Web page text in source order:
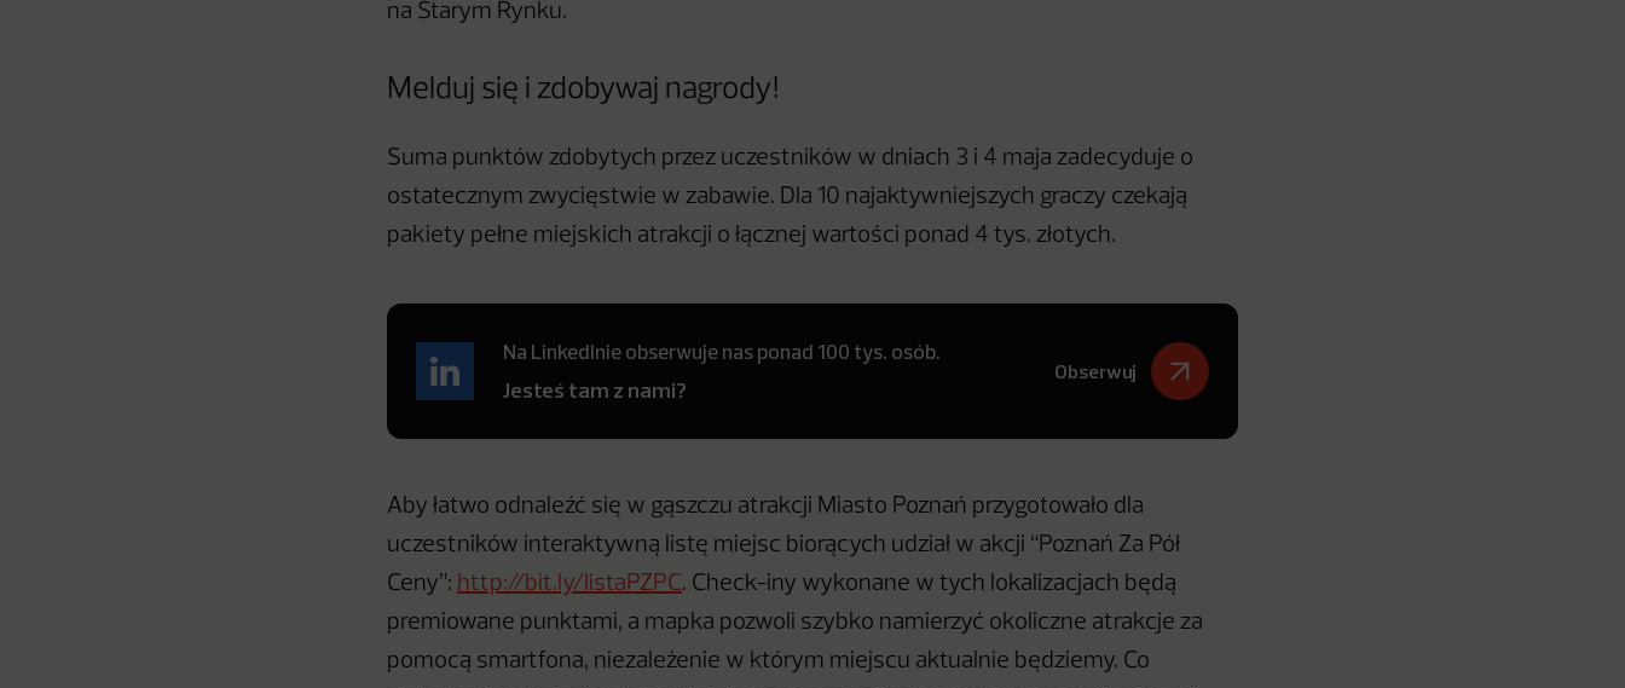
na Starym Rynku.
Melduj się i zdobywaj nagrody!
Suma punktów zdobytych przez uczestników w dniach 3 i 4 maja zadecyduje o
ostatecznym zwycięstwie w zabawie. Dla 10 najaktywniejszych graczy czekają
pakiety pełne miejskich atrakcji o łącznej wartości ponad 4 tys. złotych.
Na LinkedInie obserwuje nas ponad 100 tys. osób.
Jesteś tam z nami?
Obserwuj
Aby łatwo odnaleźć się w gąszczu atrakcji Miasto Poznań przygotowało dla
uczestników interaktywną listę miejsc biorących udział w akcji “Poznań Za Pół
Ceny”: http://bit.ly/listaPZPC. Check-iny wykonane w tych lokalizacjach będą
premiowane punktami, a mapka pozwoli szybko namierzyć okoliczne atrakcje za
pomocą smartfona, niezależenie w którym miejscu aktualnie będziemy. Co